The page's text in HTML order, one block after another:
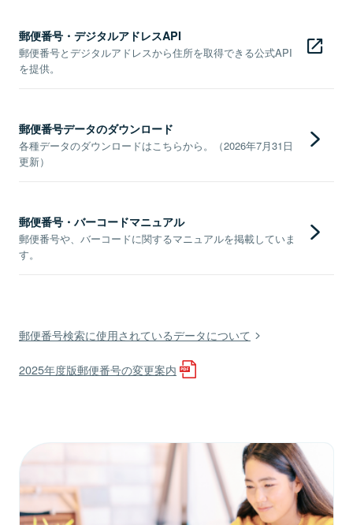
郵便番号・デジタルアドレスAPI
郵便番号とデジタルアドレスから住所を取得できる公式API
を提供。
郵便番号データのダウンロード
各種データのダウンロードはこちらから。（2026年7月31日
更新）
郵便番号・バーコードマニュアル
郵便番号や、バーコードに関するマニュアルを掲載していま
す。
郵便番号検索に使用されているデータについて
2025年度版郵便番号の変更案内